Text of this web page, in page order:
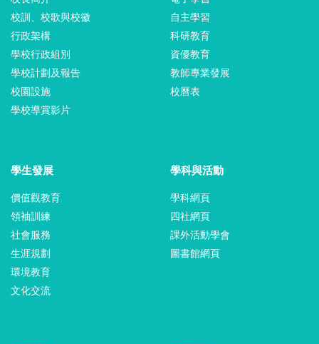
校訓、校歌與校徽
行政架構
學校行政組別
學校計劃及報告
校園設施
學校導賞影片
自主學習
科研教育
資優教育
教師專業發展
校曆表
學生發展
價值觀教育
領袖訓練
社會服務
生涯規劃
環境教育
文化交流
學科與活動
學科網頁
四社網頁
課外活動學會
圖書館網頁